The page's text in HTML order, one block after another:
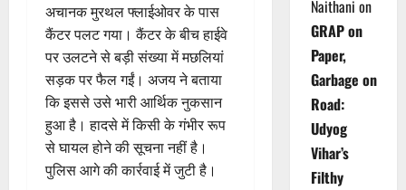
अचानक मुरथल फ्लाईओवर के पास
कैंटर पलट गया। कैंटर के बीच हाईवे
पर उलटने से बड़ी संख्या में मछलियां
सड़क पर फैल गईं। अजय ने बताया
कि इससे उसे भारी आर्थिक नुकसान
हुआ है। हादसे में किसी के गंभीर रूप
से घायल होने की सूचना नहीं है।
पुलिस आगे की कार्रवाई में जुटी है।
Naithani on
GRAP on
Paper,
Garbage on
Road:
Udyog
Vihar’s
Filthy